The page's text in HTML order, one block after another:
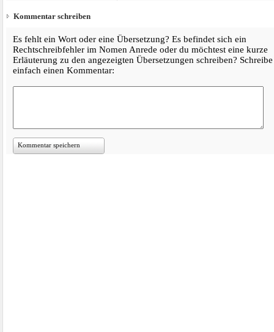
Kommentar schreiben
Es fehlt ein Wort oder eine Übersetzung? Es befindet sich ein
Rechtschreibfehler im Nomen Anrede oder du möchtest eine kurze
Erläuterung zu den angezeigten Übersetzungen schreiben? Schreibe
einfach einen Kommentar:
Kommentar speichern